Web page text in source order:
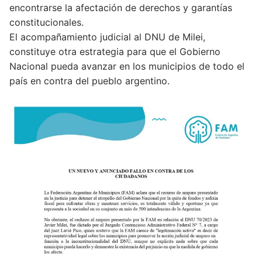
encontrarse la afectación de derechos y garantías
constitucionales.
El acompañamiento judicial al DNU de Milei,
constituye otra estrategia para que el Gobierno
Nacional pueda avanzar en los municipios de todo el
país en contra del pueblo argentino.